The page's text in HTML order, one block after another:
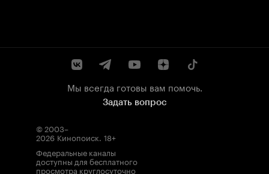
Мы всегда готовы вам помочь.
Задать вопрос
© 2003–
2026 Кинопоиск. 18+
Федеральные каналы
доступны для бесплатного
просмотра круглосуточно